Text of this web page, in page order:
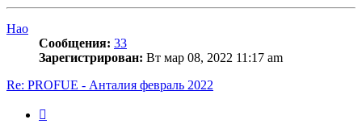
Hao
Сообщения: 33
Зарегистрирован: Вт мар 08, 2022 11:17 am
Re: PROFUE - Анталия февраль 2022